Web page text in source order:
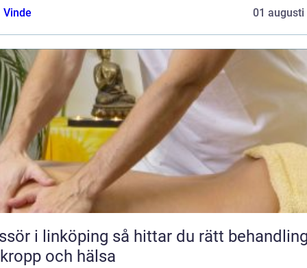
Vinde
01 augusti
så hittar du rätt behandling
och hälsa